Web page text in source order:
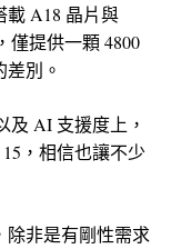
載 A18 晶片與
僅提供一顆 4800
別。
及 AI 支援度上，
，相信也讓不少
除非是有剛性需求